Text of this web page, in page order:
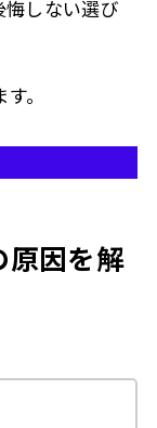
悔しない選び
。
原因を解